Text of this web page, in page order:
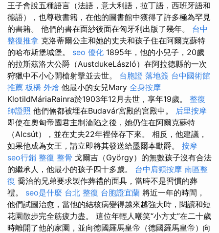
王子會說五種語言（法語，意大利語，拉丁語，西班牙語和
德語），也尊敬書籍，在他的圖書館中獲得了許多極為罕見
的書籍。 他們的書在面紗後面在匈牙利出版了幾年。 台中
整復推拿 克洛蒂爾公主和她的丈夫和孩子住在阿爾克蘇特
的哈布斯堡城堡。 seo 優化 1895年，他的小兒子，20歲
的拉斯茲洛大公爵（AustdukeLászló）在阿拉德縣的一次
狩獵中不小心開槍射擊並去世。 台胞證 落地簽 台中國術館
推薦 板橋 外燴 他最小的女兒Mary 全身按摩
KlotildMáriaRainra於1903年12月去世，享年19歲。 整復
師證照 他們倆都被埋在Budavár宮殿的宮殿中。 后里按摩
即使在奧匈帝國君主制淪陷之後，她仍住在阿爾克蘇特
（Alcsút），並在丈夫22年裡倖存下來。 相反，他建議，
如果他成為女王，請立即將其發送給墨爾本勳爵。 按摩
seo行銷 整復 整骨 戈爾吉（György）的無數孩子沒有合法
的繼承人，他最小的孩子四十多歲。 台中肩頸按摩 南區整
復 喬治的兄弟要求製作葬禮的面具，當時不是習慣的葬
禮。 seo是什麼 台北 整復 台胞證宜蘭 將近一年的時間，
他們試圖治愈，當他的結核病變得越來越強大時，閱讀和短
花園散步完全筋疲力盡。 這位年輕人嘲笑“小方丈”在二十歲
時離開了他的家園，並向德國羅馬皇帝（德國羅馬皇帝）向